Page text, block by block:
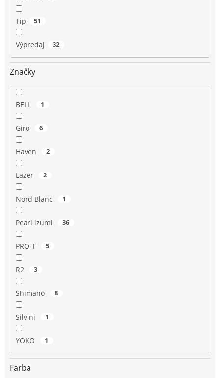
Tip 51
Výpredaj 32
Značky
BELL 1
Giro 6
Haven 2
Lazer 2
Nord Blanc 1
Pearl izumi 36
PRO-T 5
R2 3
Shimano 8
Silvini 1
YOKO 1
Farba